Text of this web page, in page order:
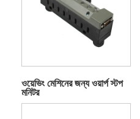
ওয়েভিং মেশিনের জন্য ওয়ার্প স্টপ
মনিটর